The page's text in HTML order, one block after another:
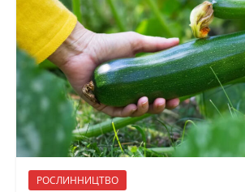
РОСЛИННИЦТВО